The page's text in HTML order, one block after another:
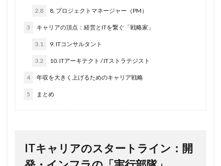
2.8 8. プロジェクトマネージャー（PM）
3 キャリアの頂点：経営とITを繋ぐ「戦略家」
3.1 9. ITコンサルタント
3.2 10. ITアーキテクト / ITストラテジスト
4 年収を大きく上げるためのキャリア戦略
5 まとめ
ITキャリアのスタートライン：開